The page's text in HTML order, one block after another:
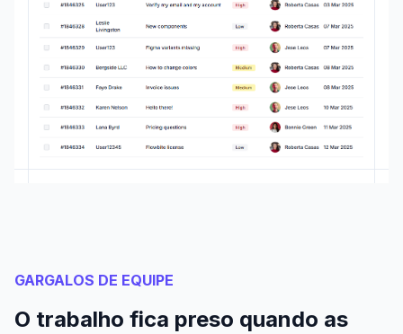
GARGALOS DE EQUIPE
O trabalho fica preso quando as